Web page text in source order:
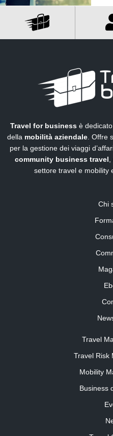
Travel for business è
della mobilità aziendale . Offre
per la gestione dei viaggi
community business travel
settore travel e mobility
Chi
Travel
Travel Risk
Mobility
Business